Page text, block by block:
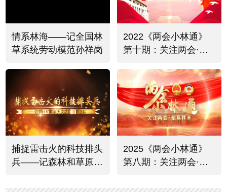
情系林海——记全国林
草系统劳动模范孙祥岗
2022《两会小林通》
第十期：关注两会·聚
捕捉雷击火的科技排头
兵——记森林和草原火
2025《两会小林通》
第八期：关注两会·聚